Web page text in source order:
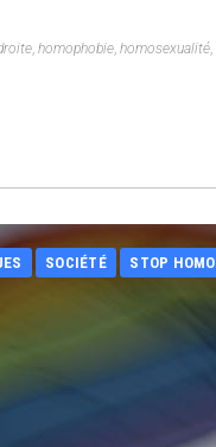
, homophobie, homosexualité,
SOCIÉTÉ STOP